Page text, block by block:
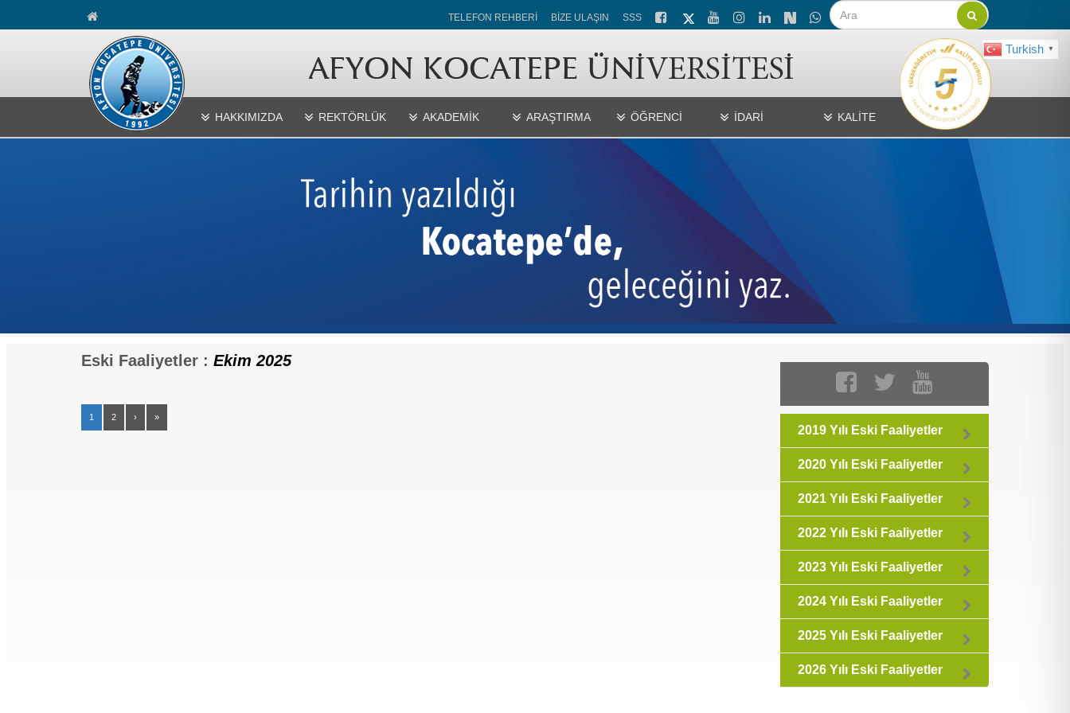
Turkish ▼
TELEFON REHBERİ BİZE ULAŞIN SSS
HAKKIMIZDA REKTÖRLÜK AKADEMİK ARAŞTIRMA ÖĞRENCİ İDARİ KALİTE
Eski Faaliyetler : Ekim 2025
1 2 › »
2019 Yılı Eski Faaliyetler
2020 Yılı Eski Faaliyetler
2021 Yılı Eski Faaliyetler
2022 Yılı Eski Faaliyetler
2023 Yılı Eski Faaliyetler
2024 Yılı Eski Faaliyetler
2025 Yılı Eski Faaliyetler
2026 Yılı Eski Faaliyetler